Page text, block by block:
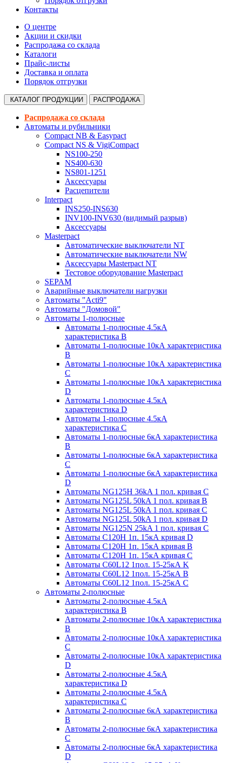
Контакты
О центре
Акции и скидки
Распродажа со склада
Каталоги
Прайс-листы
Доставка и оплата
Порядок отгрузки
КАТАЛОГ ПРОДУКЦИИ РАСПРОДАЖА
Распродажа со склада
Автоматы и рубильники
Compact NB & Easypact
Compact NS & VigiCompact
NS100-250
NS400-630
NS801-1251
Аксессуары
Расцепители
Interpact
INS250-INS630
INV100-INV630 (видимый разрыв)
Аксессуары
Masterpact
Автоматические выключатели NT
Автоматические выключатели NW
Аксессуары Masterpact NT
Тестовое оборудование Masterpact
SEPAM
Аварийные выключатели нагрузки
Автоматы "Acti9"
Автоматы "Домовой"
Автоматы 1-полюсные
Автоматы 1-полюсные 4.5кА
характеристика В
Автоматы 1-полюсные 10кА характеристика
B
Автоматы 1-полюсные 10кА характеристика
C
Автоматы 1-полюсные 10кА характеристика
D
Автоматы 1-полюсные 4.5кА
характеристика D
Автоматы 1-полюсные 4.5кА
характеристика С
Автоматы 1-полюсные 6кА характеристика
B
Автоматы 1-полюсные 6кА характеристика
C
Автоматы 1-полюсные 6кА характеристика
D
Автоматы NG125H 36kA 1 пол. кривая C
Автоматы NG125L 50kA 1 пол. кривая B
Автоматы NG125L 50kA 1 пол. кривая C
Автоматы NG125L 50kA 1 пол. кривая D
Автоматы NG125N 25kA 1 пол. кривая C
Автоматы С120H 1п. 15кА кривая D
Автоматы С120H 1п. 15кА кривая В
Автоматы С120H 1п. 15кА кривая С
Автоматы С60L12 1пол. 15-25кА K
Автоматы С60L12 1пол. 15-25кА В
Автоматы С60L12 1пол. 15-25кА С
Автоматы 2-полюсные
Автоматы 2-полюсные 4.5кА
характеристика В
Автоматы 2-полюсные 10кА характеристика
B
Автоматы 2-полюсные 10кА характеристика
C
Автоматы 2-полюсные 10кА характеристика
D
Автоматы 2-полюсные 4.5кА
характеристика D
Автоматы 2-полюсные 4.5кА
характеристика С
Автоматы 2-полюсные 6кА характеристика
B
Автоматы 2-полюсные 6кА характеристика
C
Автоматы 2-полюсные 6кА характеристика
D